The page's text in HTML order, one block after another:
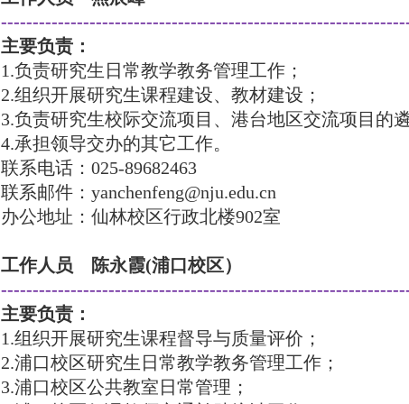
主要负责：
1.负责研究生日常教学教务管理工作；
2.组织开展研究生课程建设、教材建设；
3.负责研究生校际交流项目、港台地区交流项目的
4.承担领导交办的其它工作。
联系电话： 025-89682463
联系邮件： yanchenfeng@nju.edu.cn
办公地址：仙林校区行政北楼902室
工作人员 陈永霞(浦口校区）
主要负责：
1.组织开展研究生课程督导与质量评价；
2.浦口校区研究生日常教学教务管理工作；
3.浦口校区公共教室日常管理；